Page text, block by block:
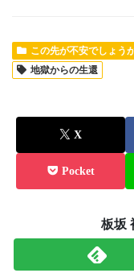
この先が不安でしょう
地獄からの生還
X
Pocket
板坂